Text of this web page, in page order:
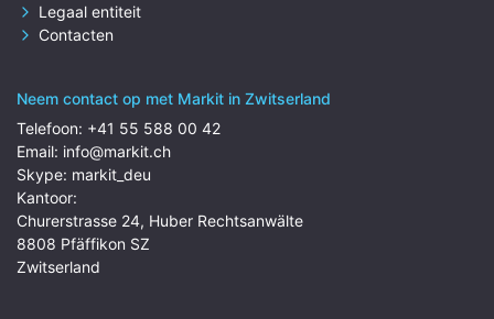
Legaal entiteit
Contacten
Neem contact op met Markit in Zwitserland
Telefoon: +41 55 588 00 42
Email: info@markit.ch
Skype: markit_deu
Kantoor:
Churerstrasse 24, Huber Rechtsanwälte
8808 Pfäffikon SZ
Zwitserland